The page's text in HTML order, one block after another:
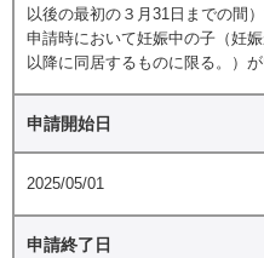
以後の最初の３月31日までの間
申請時において妊娠中の子（妊
以降に同居するものに限る。）が
申請開始日
2025/05/01
申請終了日